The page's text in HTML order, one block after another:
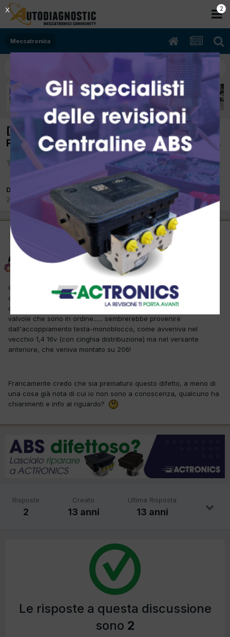
Meccatronica
[207 05/2010 1397cc 8FS 70Kw Benzina]
Perde olio motore, lato catena distribuzione.
Da IMPULSORE
28 Settembre 2012in Meccatronica
IMPULSORE
28 Settembre 2012
Questa vettura con appena 35.000 km perde abbondantemente
olio dal lato della distribuzione (catena) versante posteriore, su
questo lato c'è solo il paraolio motore e la guarnizione coperchio
valvole che sono in ordine...... sembrerebbe provenire
dall'accoppiamento testa-monoblocco, come avveniva nel
vecchio 1,4 16v (con cinghia distribuzione) ma nel versante
anteriore, che veniva montato su 206!
Francamente credo che sia prematuro questo difetto, a meno di
una cosa già nota di cui io non sono a conoscenza, qualcuno ha
chiarimenti e info al riguardo?
Risposte
2
Creato
13 anni
Ultima Risposta
13 anni
Le risposte a questa discussione
sono 2
2
X